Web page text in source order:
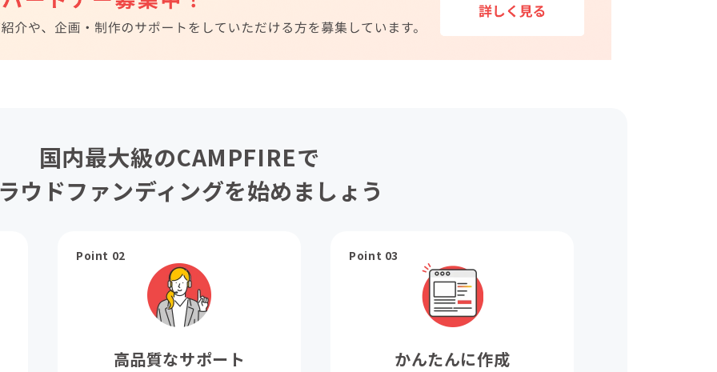
国内最大級のCAMPFIREで
ウドファンディングを始めましょう
Point 02
高品質なサポート
Point 03
かんたんに作成